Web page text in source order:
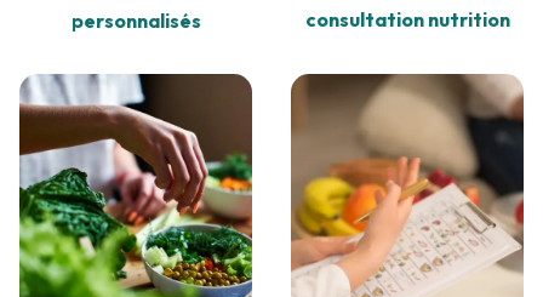
personnalisés
consultation nutrition